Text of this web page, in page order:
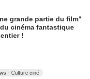
grande partie du film"
cinéma fantastique
!
- Culture ciné